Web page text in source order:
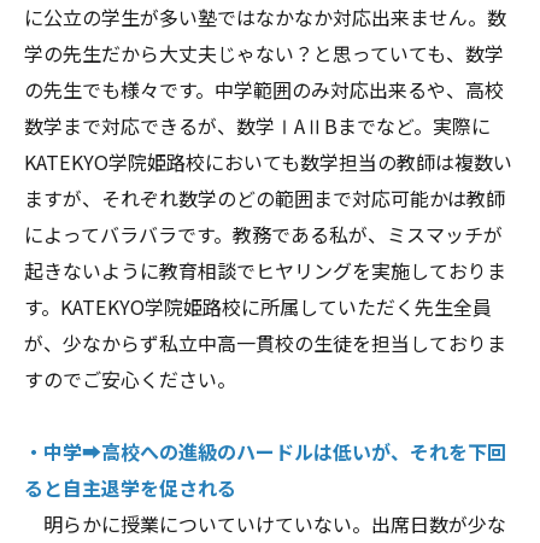
に公立の学生が多い塾ではなかなか対応出来ません。数
学の先生だから大丈夫じゃない？と思っていても、数学
の先生でも様々です。中学範囲のみ対応出来るや、高校
数学まで対応できるが、数学ⅠAⅡBまでなど。実際に
KATEKYO学院姫路校においても数学担当の教師は複数い
ますが、それぞれ数学のどの範囲まで対応可能かは教師
によってバラバラです。教務である私が、ミスマッチが
起きないように教育相談でヒヤリングを実施しておりま
す。KATEKYO学院姫路校に所属していただく先生全員
が、少なからず私立中高一貫校の生徒を担当しておりま
すのでご安心ください。
・中学➡高校への進級のハードルは低いが、それを下回
ると自主退学を促される
明らかに授業についていけていない。出席日数が少な